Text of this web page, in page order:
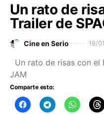
Un rato de
Trailer de
Cine en Serio 19/
Un rato de risas con el
JAM
Comparte esto: